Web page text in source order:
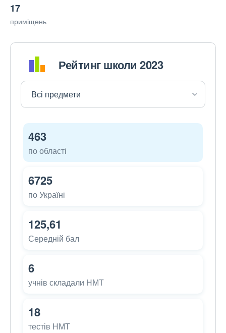
17
приміщень
Рейтинг школи 2023
463
по області
6725
по Україні
125,61
Середній бал
6
учнів складали НМТ
18
тестів НМТ